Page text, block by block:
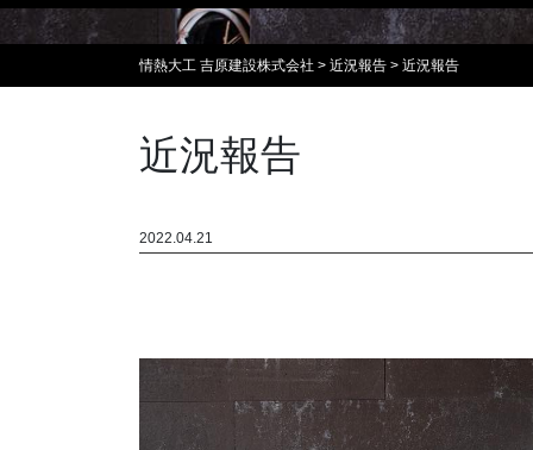
情熱大工 吉原建設株式会社 > 近況報告 > 近況報告
近況報告
2022.04.21